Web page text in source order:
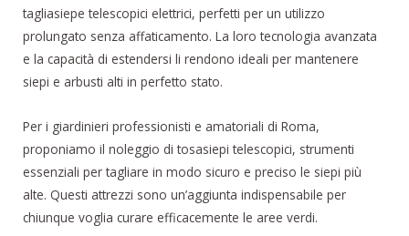
tagliasiepe telescopici elettrici, perfetti per un utilizzo
prolungato senza affaticamento. La loro tecnologia avanzata
e la capacità di estendersi li rendono ideali per mantenere
siepi e arbusti alti in perfetto stato.
Per i giardinieri professionisti e amatoriali di Roma,
proponiamo il noleggio di tosasiepi telescopici, strumenti
essenziali per tagliare in modo sicuro e preciso le siepi più
alte. Questi attrezzi sono un’aggiunta indispensabile per
chiunque voglia curare efficacemente le aree verdi.